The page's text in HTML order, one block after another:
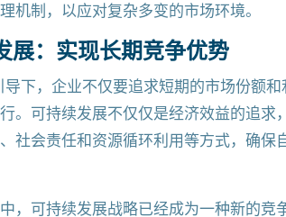
机制，以应对复杂多变的市场环境。
展：实现长期竞争优势
导下，企业不仅要追求短期的市场份额
。可持续发展不仅仅是经济效益的追求
社会责任和资源循环利用等方式，确
，可持续发展战略已经成为一种新的竞